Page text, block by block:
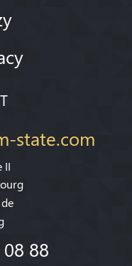
state.com
II
88